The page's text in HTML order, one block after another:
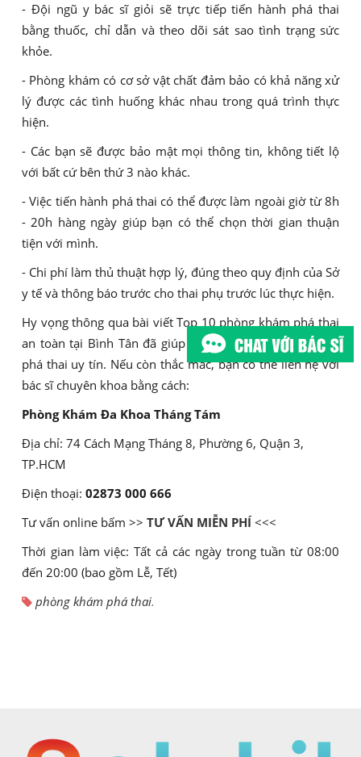
- Đội ngũ y bác sĩ giỏi sẽ trực tiếp tiến hành phá thai
bằng thuốc, chỉ dẫn và theo dõi sát sao tình trạng sức
khỏe.
- Phòng khám có cơ sở vật chất đảm bảo có khả năng xử
lý được các tình huống khác nhau trong quá trình thực
hiện.
- Các bạn sẽ được bảo mật mọi thông tin, không tiết lộ
với bất cứ bên thứ 3 nào khác.
- Việc tiến hành phá thai có thể được làm ngoài giờ từ 8h
- 20h hàng ngày giúp bạn có thể chọn thời gian thuận
tiện với mình.
- Chi phí làm thủ thuật hợp lý, đúng theo quy định của Sở
y tế và thông báo trước cho thai phụ trước lúc thực hiện.
Hy vọng thông qua bài viết Top 10 phòng khám phá thai
an toàn tại Bình Tân đã giúp các chị em nắm rõ địa chỉ
phá thai uy tín. Nếu còn thắc mắc, bạn có thể liên hệ với
bác sĩ chuyên khoa bằng cách:
Phòng Khám Đa Khoa Tháng Tám
Địa chỉ: 74 Cách Mạng Tháng 8, Phường 6, Quận 3,
TP.HCM
Điện thoại: 02873 000 666
Tư vấn online bấm >> TƯ VẤN MIỄN PHÍ <<<
Thời gian làm việc: Tất cả các ngày trong tuần từ 08:00
đến 20:00 (bao gồm Lễ, Tết)
phòng khám phá thai.